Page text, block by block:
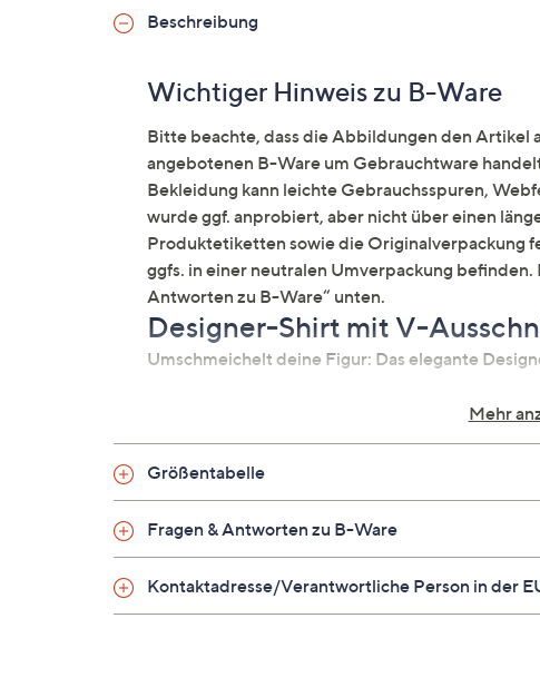
Beschreibung
Wichtiger Hinweis zu B-Ware
Bitte beachte, dass die Abbildungen den Artikel
angebotenen B-Ware um Gebrauchtware
Bekleidung kann leichte Gebrauchsspuren,
wurde ggf. anprobiert, aber nicht über einen
Produktetiketten sowie die Originalverpackung
ggfs. in einer neutralen Umverpackung
Antworten zu B-Ware“ unten.
Designer-Shirt mit V-
Umschmeichelt deine Figur: Das elegante
V-Ausschnitt mit Falteneinsatz
Maße (Größe 38) & Passform
Länge: ca. 62 cm
Mehr
Größentabelle
Fragen & Antworten zu B-Ware
Kontaktadresse/Verantwortliche Person in der